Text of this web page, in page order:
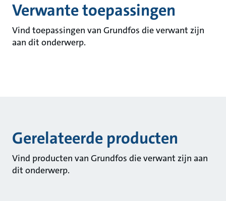
Verwante toepassingen
Vind toepassingen van Grundfos die verwant zijn
aan dit onderwerp.
Gerelateerde producten
Vind producten van Grundfos die verwant zijn aan
dit onderwerp.